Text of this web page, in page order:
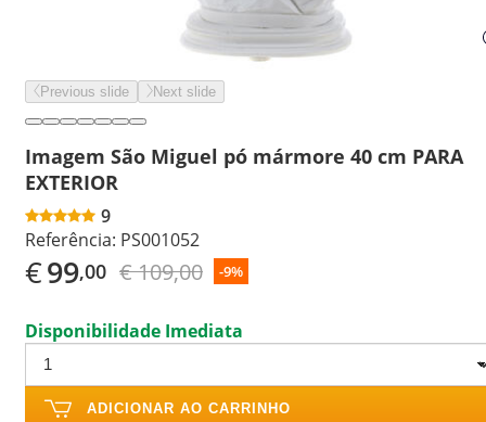
Previous slide Next slide
Imagem São Miguel pó mármore 40 cm PARA
EXTERIOR
9
Referência: PS001052
€99,00 € 109,00 -9%
Disponibilidade Imediata
ADICIONAR AO CARRINHO